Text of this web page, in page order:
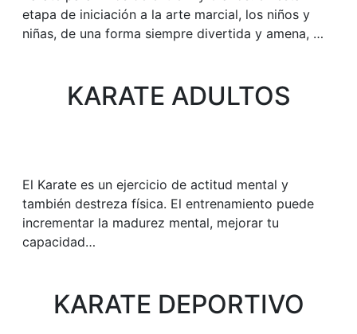
etapa de iniciación a la arte marcial, los niños y
niñas, de una forma siempre divertida y amena, …
KARATE ADULTOS
El Karate es un ejercicio de actitud mental y
también destreza física. El entrenamiento puede
incrementar la madurez mental, mejorar tu
capacidad…
KARATE DEPORTIVO